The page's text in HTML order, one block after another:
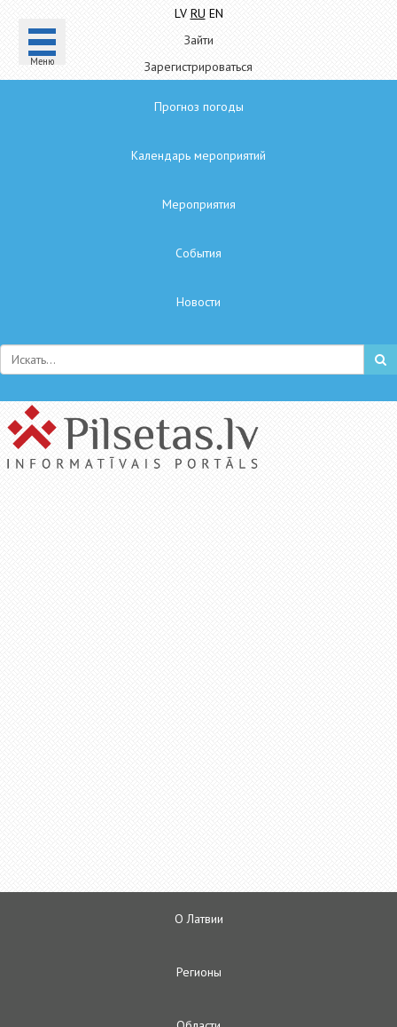
Mеню
LV RU EN
Зайти
Зарегистрироваться
Прогноз погоды
Календарь мероприятий
Мероприятия
Cобытия
Hовости
О Латвии
Регионы